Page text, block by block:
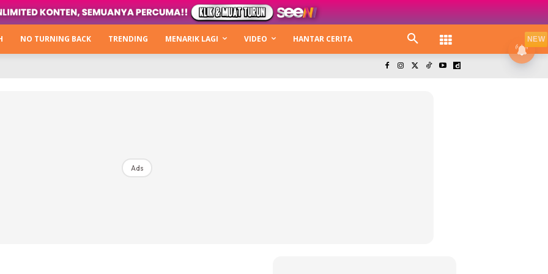
Hijabista
Next Level
NO TURNING BACK TRENDING MENARIK LAGI VIDEO HANTAR CERITA
Ads
NEW